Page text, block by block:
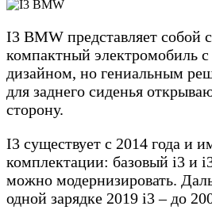
I3 BMW представляет собой
компактный электромобиль
дизайном, но гениальным
для заднего сиденья
сторону.
I3 существует с 2014 года и
комплектации: базовый i3 и
можно модернизировать.
одной зарядке 2019 i3 – до